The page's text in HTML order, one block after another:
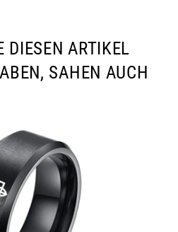
DIESEN ARTIKEL
SAHEN AUCH